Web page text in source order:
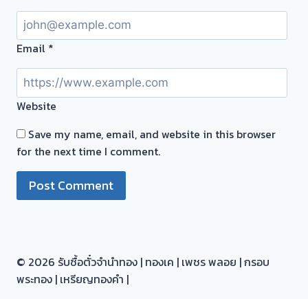
ต้อง
รอ
📌
ผล
นี➡️รับ
ซื้อ
ตั๋ว
🇹🇭
รับ
Email *
Website
Save my name, email, and website in this browser
for the next time I comment.
© 2026 รับซื้อตั๋วจำนำทอง | ทองเค | เพชร พลอย | กรอบ
พระทอง | เหรียญทองคำ |